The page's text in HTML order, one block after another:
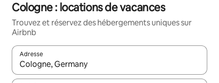
Cologne : locations de vacances
Trouvez et réservez des hébergements uniques sur
Airbnb
Adresse
Lorsque les résultats s'affichent, utilisez les flèches vers le